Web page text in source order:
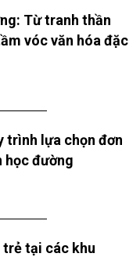
Từ tranh thần
vóc văn hóa đặc
trình lựa chọn đơn
học đường
trẻ tại các khu